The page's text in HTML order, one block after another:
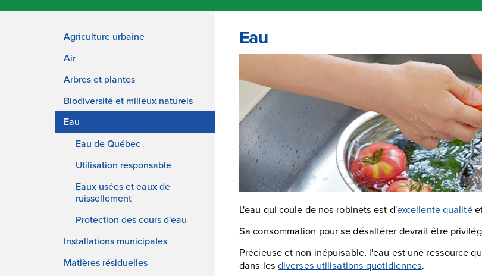
Agriculture urbaine
Air
Arbres et plantes
Biodiversité et milieux naturels
Eau
Eau de Québec
Utilisation responsable
Eaux usées et eaux de
ruissellement
Protection des cours d'eau
Installations municipales
Matières résiduelles
Eau
L'eau qui coule de nos robinets est d'excellente qualité
Sa consommation pour se désaltérer devrait être
Précieuse et non inépuisable, l'eau est une ressource
dans les diverses utilisations quotidiennes.